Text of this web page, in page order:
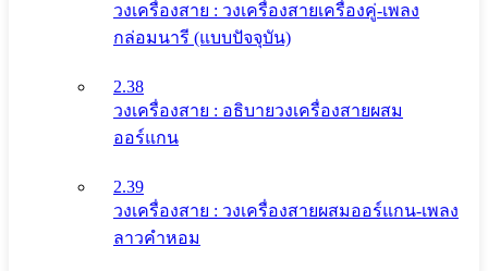
วงเครื่องสาย : วงเครื่องสายเครื่องคู่-เพลง
กล่อมนารี (แบบปัจจุบัน)
2.38
วงเครื่องสาย : อธิบายวงเครื่องสายผสม
ออร์แกน
2.39
วงเครื่องสาย : วงเครื่องสายผสมออร์แกน-เพลง
ลาวคำหอม